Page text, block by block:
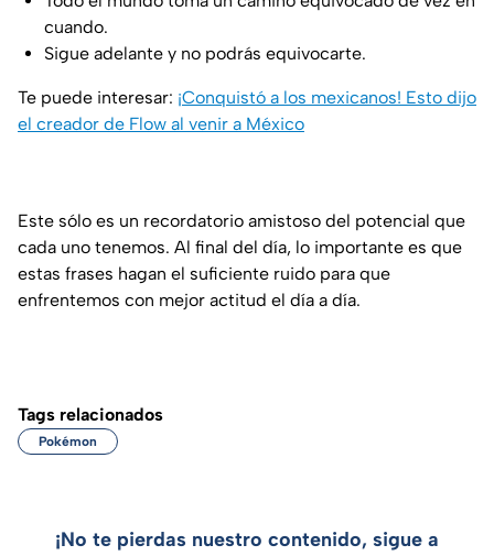
cuando.
Sigue adelante y no podrás equivocarte.
Te puede interesar: ¡Conquistó a los mexicanos! Esto dijo
el creador de Flow al venir a México
Este sólo es un recordatorio amistoso del potencial que
cada uno tenemos. Al final del día, lo importante es que
estas frases hagan el suficiente ruido para que
enfrentemos con mejor actitud el día a día.
Tags relacionados
Pokémon
¡No te pierdas nuestro contenido, sigue a